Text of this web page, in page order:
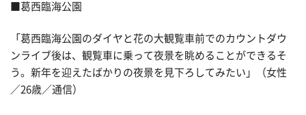
■葛西臨海公園
「葛西臨海公園のダイヤと花の大観覧車前でのカウントダウ
ンライブ後は、観覧車に乗って夜景を眺めることができるそ
う。新年を迎えたばかりの夜景を見下ろしてみたい」（女性
／26歳／通信）